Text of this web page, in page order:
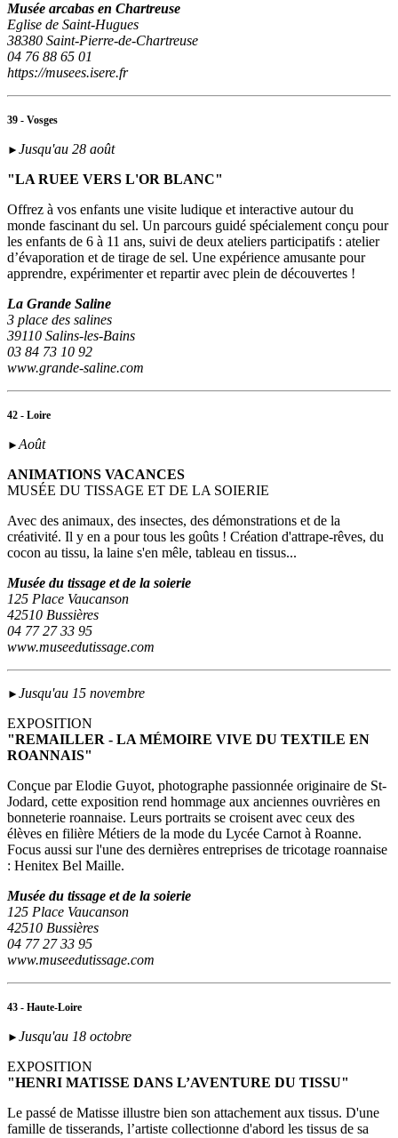
Musée arcabas en Chartreuse
Eglise de Saint-Hugues
38380 Saint-Pierre-de-Chartreuse
04 76 88 65 01
https://musees.isere.fr
39 - Vosges
► Jusqu'au 28 août
"LA RUEE VERS L'OR BLANC"
Offrez à vos enfants une visite ludique et interactive autour du
monde fascinant du sel. Un parcours guidé spécialement conçu pour
les enfants de 6 à 11 ans, suivi de deux ateliers participatifs : atelier
d’évaporation et de tirage de sel. Une expérience amusante pour
apprendre, expérimenter et repartir avec plein de découvertes !
La Grande Saline
3 place des salines
39110 Salins-les-Bains
03 84 73 10 92
www.grande-saline.com
42 - Loire
►Août
ANIMATIONS VACANCES
MUSÉE DU TISSAGE ET DE LA SOIERIE
Avec des animaux, des insectes, des démonstrations et de la
créativité. Il y en a pour tous les goûts ! Création d'attrape-rêves, du
cocon au tissu, la laine s'en mêle, tableau en tissus...
Musée du tissage et de la soierie
125 Place Vaucanson
42510 Bussières
04 77 27 33 95
www.museedutissage.com
► Jusqu'au 15 novembre
EXPOSITION
"REMAILLER - LA MÉMOIRE VIVE DU TEXTILE EN
ROANNAIS"
Conçue par Elodie Guyot, photographe passionnée originaire de St-
Jodard, cette exposition rend hommage aux anciennes ouvrières en
bonneterie roannaise. Leurs portraits se croisent avec ceux des
élèves en filière Métiers de la mode du Lycée Carnot à Roanne.
Focus aussi sur l'une des dernières entreprises de tricotage roannaise
: Henitex Bel Maille.
Musée du tissage et de la soierie
125 Place Vaucanson
42510 Bussières
04 77 27 33 95
www.museedutissage.com
43 - Haute-Loire
► Jusqu'au 18 octobre
EXPOSITION
"HENRI MATISSE DANS L’AVENTURE DU TISSU"
Le passé de Matisse illustre bien son attachement aux tissus. D'une
famille de tisserands, l’artiste collectionne d'abord les tissus de sa